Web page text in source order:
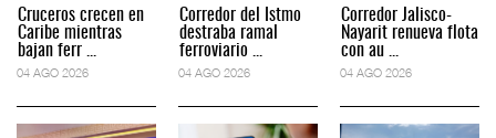
Cruceros crecen en
Caribe mientras
bajan ferr ...
04 AGO 2026
Corredor del Istmo
destraba ramal
ferroviario ...
04 AGO 2026
Corredor Jalisco-
Nayarit renueva flota
con au ...
04 AGO 2026